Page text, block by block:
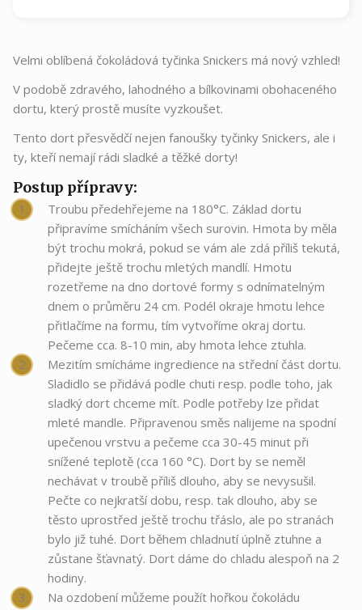
Velmi oblíbená čokoládová tyčinka Snickers má nový vzhled!
V podobě zdravého, lahodného a bílkovinami obohaceného
dortu, který prostě musíte vyzkoušet.
Tento dort přesvědčí nejen fanoušky tyčinky Snickers, ale i
ty, kteří nemají rádi sladké a těžké dorty!
Postup přípravy:
Troubu předehřejeme na 180°C. Základ dortu
připravíme smícháním všech surovin. Hmota by měla
být trochu mokrá, pokud se vám ale zdá příliš tekutá,
přidejte ještě trochu mletých mandlí. Hmotu
rozetřeme na dno dortové formy s odnímatelným
dnem o průměru 24 cm. Podél okraje hmotu lehce
přitlačíme na formu, tím vytvoříme okraj dortu.
Pečeme cca. 8-10 min, aby hmota lehce ztuhla.
Mezitím smícháme ingredience na střední část dortu.
Sladidlo se přidává podle chuti resp. podle toho, jak
sladký dort chceme mít. Podle potřeby lze přidat
mleté ​​mandle. Připravenou směs nalijeme na spodní
upečenou vrstvu a pečeme cca 30-45 minut při
snížené teplotě (cca 160 °C). Dort by se neměl
nechávat v troubě příliš dlouho, aby se nevysušil.
Pečte co nejkratší dobu, resp. tak dlouho, aby se
těsto uprostřed ještě trochu třáslo, ale po stranách
bylo již tuhé. Dort během chladnutí úplně ztuhne a
zůstane šťavnatý. Dort dáme do chladu alespoň na 2
hodiny.
Na ozdobení můžeme použít hořkou čokoládu